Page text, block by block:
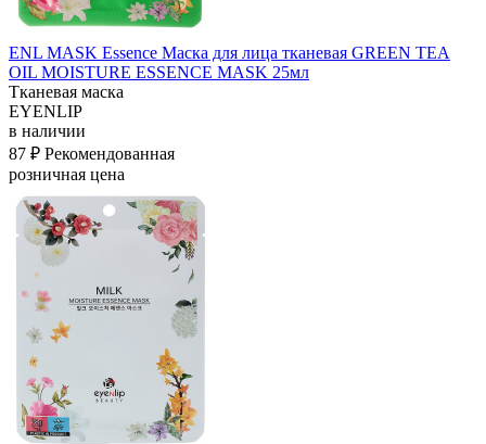
ENL MASK Essence Маска для лица тканевая GREEN TEA
OIL MOISTURE ESSENCE MASK 25мл
Тканевая маска
EYENLIP
в наличии
87 ₽ Рекомендованная
розничная цена